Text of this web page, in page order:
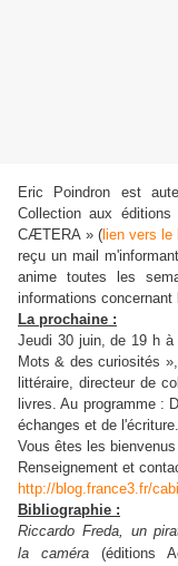
Eric Poindron est
Collection aux
CÆTERA » ( lien vers le
reçu un mail
anime toutes les
informations concernant
La prochaine :
Jeudi 30 juin, de 19 h
Mots & des curiosités
littéraire, directeur de
livres. Au programme :
échanges et de l'écriture.
Vous êtes les
Renseignement et
http://blog.france3.fr/
Bibliographie :
Riccardo Freda, un
la caméra (éditions